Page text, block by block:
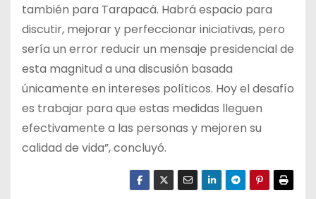
también para Tarapacá. Habrá espacio para
discutir, mejorar y perfeccionar iniciativas, pero
sería un error reducir un mensaje presidencial de
esta magnitud a una discusión basada
únicamente en intereses políticos. Hoy el desafío
es trabajar para que estas medidas lleguen
efectivamente a las personas y mejoren su
calidad de vida”, concluyó.